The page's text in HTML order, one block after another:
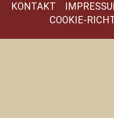
KONTAKT
COOKIE-